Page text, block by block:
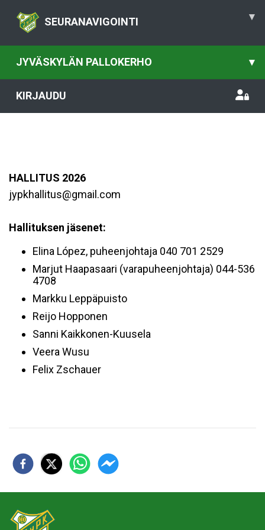
SEURANAVIGOINTI ▾
JYVÄSKYLÄN PALLOKERHO ▾
KIRJAUDU
HALLITUS 2026
jypkhallitus@gmail.com
Hallituksen jäsenet:
Elina López, puheenjohtaja 040 701 2529
Marjut Haapasaari (varapuheenjohtaja) 044-536
4708
Markku Leppäpuisto
Reijo Hopponen
Sanni Kaikkonen-Kuusela
Veera Wusu
Felix Zschauer